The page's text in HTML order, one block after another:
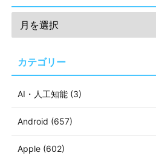
カテゴリー
AI・人工知能 (3)
Android (657)
Apple (602)